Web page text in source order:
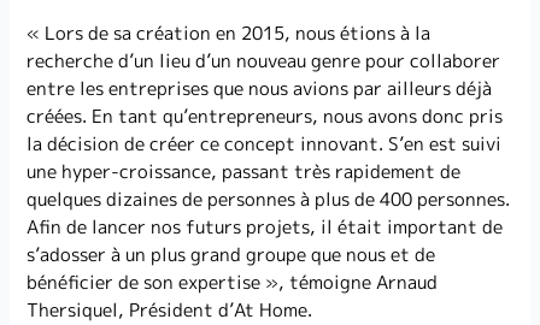
« Lors de sa création en 2015, nous étions à la
recherche d’un lieu d’un nouveau genre pour collaborer
entre les entreprises que nous avions par ailleurs déjà
créées. En tant qu’entrepreneurs, nous avons donc pris
la décision de créer ce concept innovant. S’en est suivi
une hyper-croissance, passant très rapidement de
quelques dizaines de personnes à plus de 400 personnes.
Afin de lancer nos futurs projets, il était important de
s’adosser à un plus grand groupe que nous et de
bénéficier de son expertise », témoigne Arnaud
Thersiquel, Président d’At Home.